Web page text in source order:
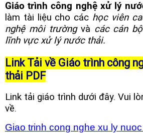
Giáo trình công nghệ xử lý
làm tài liệu cho các học viên
nghệ môi trườngvà các cán
lĩnh vực xử lý nước thải.
Link Tải về Giáo trình công
thải PDF
Link tải giáo trình dưới đây. Vui
về.
Giao trinh cong nghe xu ly